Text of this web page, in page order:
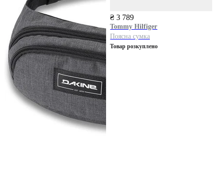
₴ 3 789
Tommy Hilfiger
Поясна сумка
Товар розкуплено